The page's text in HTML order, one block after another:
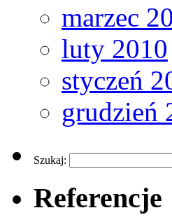
marzec
luty 2010
styczeń
grudzień
Szukaj:
Referencje